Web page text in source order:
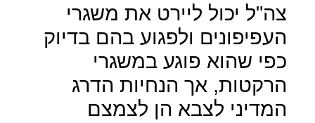
צה"ל יכול ליירט את משגרי
העפיפונים ולפגוע בהם בדיוק
כפי שהוא פוגע במשגרי
הרקטות, אך הנחיות הדרג
המדיני לצבא הן לצמצם